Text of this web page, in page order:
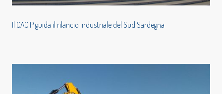
Il CACIP guida il rilancio industriale del Sud Sardegna